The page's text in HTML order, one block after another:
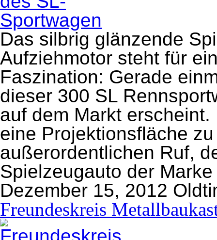
Das silbrig glänzende
Aufziehmotor steht für
Faszination: Gerade
dieser 300 SL
auf dem Markt
eine Projektionsfläche
außerordentlichen Ruf,
Spielzeugauto der
Dezember 15, 2012
Freundeskreis